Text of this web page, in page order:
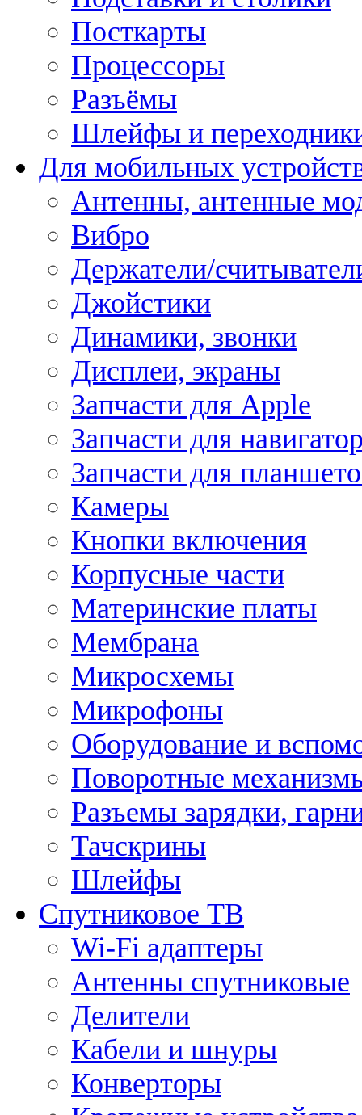
Посткарты
Процессоры
Разъёмы
Шлейфы и
Для мобильных
Антенны, антенные
Вибро
Держатели/
Джойстики
Динамики, звонки
Дисплеи, экраны
Запчасти для Apple
Запчасти для
Запчасти для
Камеры
Кнопки включения
Корпусные части
Материнские платы
Мембрана
Микросхемы
Микрофоны
Оборудование и
Поворотные
Разъемы зарядки,
Тачскрины
Шлейфы
Спутниковое ТВ
Wi-Fi адаптеры
Антенны спутниковые
Делители
Кабели и шнуры
Конверторы